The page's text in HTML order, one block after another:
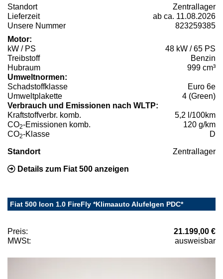
Standort
Zentrallager
Lieferzeit
ab ca. 11.08.2026
Unsere Nummer
823259385
Motor:
kW / PS
48 kW / 65 PS
Treibstoff
Benzin
Hubraum
999 cm³
Umweltnormen:
Schadstoffklasse
Euro 6e
Umweltplakette
4 (Green)
Verbrauch und Emissionen nach WLTP:
Kraftstoffverbr. komb.
5,2 l/100km
CO2-Emissionen komb.
120 g/km
CO2-Klasse D
Standort Zentrallager
Details zum Fiat 500 anzeigen
Fiat 500 Icon 1.0 FireFly *Klimaauto Alufelgen PDC*
Preis:
21.199,00 €
MWSt:
ausweisbar